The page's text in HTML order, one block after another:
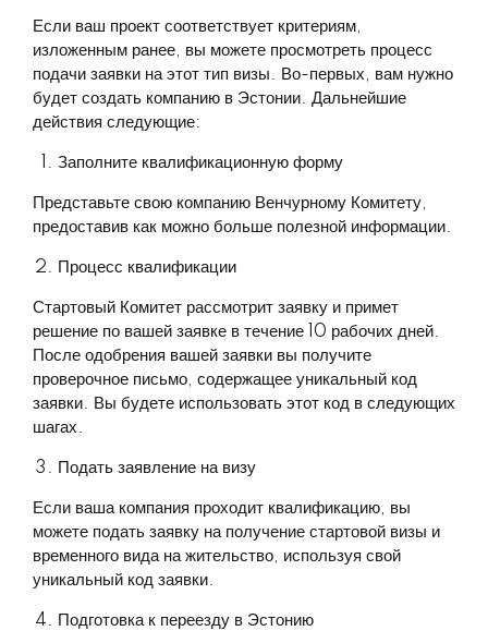
Если ваш проект соответствует критериям,
изложенным ранее, вы можете просмотреть процесс
подачи заявки на этот тип визы. Во-первых, вам нужно
будет создать компанию в Эстонии. Дальнейшие
действия следующие:
Заполните квалификационную форму
Представьте свою компанию Венчурному Комитету,
предоставив как можно больше полезной информации.
Процесс квалификации
Стартовый Комитет рассмотрит заявку и примет
решение по вашей заявке в течение 10 рабочих дней.
После одобрения вашей заявки вы получите
проверочное письмо, содержащее уникальный код
заявки. Вы будете использовать этот код в следующих
шагах.
Подать заявление на визу
Если ваша компания проходит квалификацию, вы
можете подать заявку на получение стартовой визы и
временного вида на жительство, используя свой
уникальный код заявки.
Подготовка к переезду в Эстонию